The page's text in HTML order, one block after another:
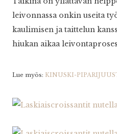
leivonnassa onkin useita
kaulimisen ja taittelun
hiukan aikaa
Lue myös: KINUSKI-